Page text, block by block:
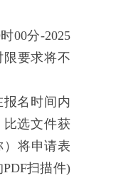
00分-2025
限要求将不
名时间内
比选文件获
将申请表
扫描件)